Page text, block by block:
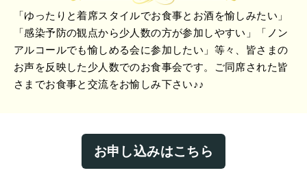
「ゆったりと着席スタイルでお食事とお酒を愉しみたい」
「感染予防の観点から少人数の方が参加しやすい」「ノン
アルコールでも愉しめる会に参加したい」等々、皆さまの
お声を反映した少人数でのお食事会です。ご同席された皆
さまでお食事と交流をお愉しみ下さい♪♪
お申し込みはこちら